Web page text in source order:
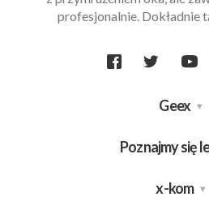
profesjonalnie. Dokładnie
Geex
Poznajmy się
x-kom